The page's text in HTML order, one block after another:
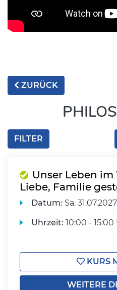
ZURÜCK
FILTER
Unser Leben
Liebe, Familie
Datum: Sa.
Uhrzeit: 10:00 -
KURS
WEITERE